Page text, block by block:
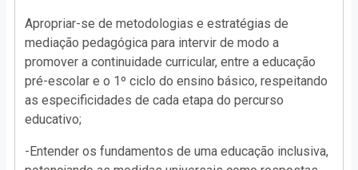
Apropriar-se de metodologias e estratégias de
mediação pedagógica para intervir de modo a
promover a continuidade curricular, entre a educação
pré-escolar e o 1º ciclo do ensino básico, respeitando
as especificidades de cada etapa do percurso
educativo;
-Entender os fundamentos de uma educação inclusiva,